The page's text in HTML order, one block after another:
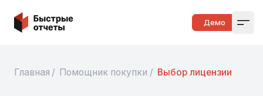
Быстрые отчеты Демо
Главная / Помощник покупки / Выбор лицензии